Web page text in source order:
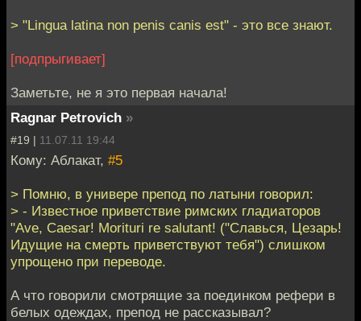
> "Lingua latina non penis canis est" - это все знают.
[подпрыгивает]
Заметьте, не я это первая начала!
Ragnar Petrovich »
#19 | 11.07.11 19:44
Кому: Аблакат, #5
> Помню, в универе препод по латыни говорил:
> - Известное приветствие римских гладиаторов
"Ave, Caesar! Morituri re salutant! ("Славься, Цезарь!
Идущие на смерть приветствуют тебя") слишком
упрощено при переводе.
А что говорили смотрящие за поединком рефери в
белых одеждах, препод не рассказывал?